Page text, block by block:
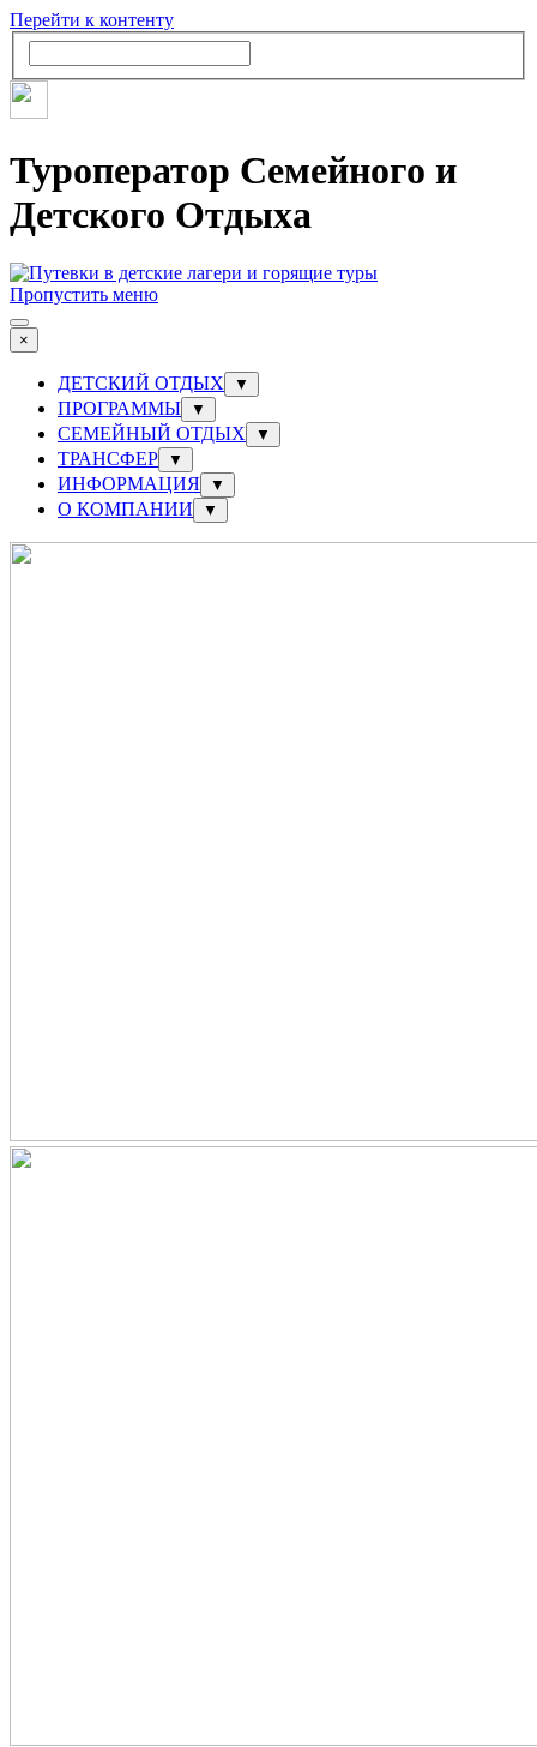
Перейти к контенту
Туроператор Семейного и
Детского Отдыха
Пропустить меню
×
ДЕТСКИЙ ОТДЫХ ▼
ПРОГРАММЫ ▼
СЕМЕЙНЫЙ ОТДЫХ ▼
ТРАНСФЕР ▼
ИНФОРМАЦИЯ ▼
О КОМПАНИИ ▼